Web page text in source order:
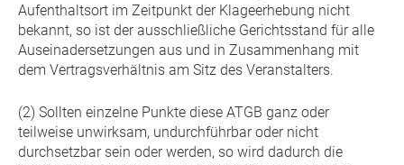
Aufenthaltsort im Zeitpunkt der Klageerhebung nicht
bekannt, so ist der ausschließliche Gerichtsstand für alle
Auseinadersetzungen aus und in Zusammenhang mit
dem Vertragsverhältnis am Sitz des Veranstalters.
(2) Sollten einzelne Punkte diese ATGB ganz oder
teilweise unwirksam, undurchführbar oder nicht
durchsetzbar sein oder werden, so wird dadurch die